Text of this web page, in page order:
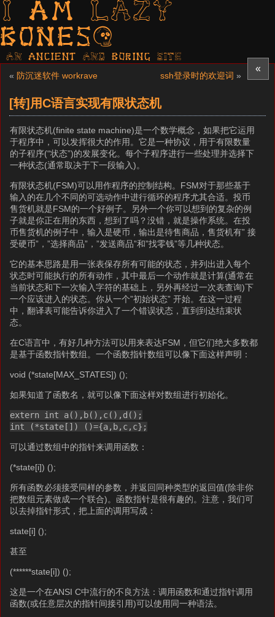
I am LAZY
bones?
AN ancient AND boring SITE
«
« 防沉迷软件 workrave ssh登录时的欢迎词 »
[转]用C语言实现有限状态机
有限状态机(finite state machine)是一个数学概念，如果把它运用
于程序中，可以发挥很大的作用。它是一种协议，用于有限数量
的子程序(“状态”)的发展变化。每个子程序进行一些处理并选择下
一种状态(通常取决于下一段输入)。
有限状态机(FSM)可以用作程序的控制结构。FSM对于那些基于
输入的在几个不同的可选动作中进行循环的程序尤其合适。投币
售货机就是FSM的一个好例子。另外一个你可以想到的复杂的例
子就是你正在用的东西，想到了吗？没错，就是操作系统。在投
币售货机的例子中，输入是硬币，输出是待售商品，售货机有” 接
受硬币”，”选择商品”，”发送商品”和”找零钱”等几种状态。
它的基本思路是用一张表保存所有可能的状态，并列出进入每个
状态时可能执行的所有动作，其中最后一个动作就是计算(通常在
当前状态和下一次输入字符的基础上，另外再经过一次表查询)下
一个应该进入的状态。你从一个”初始状态” 开始。在这一过程
中，翻译表可能告诉你进入了一个错误状态，直到到达结束状
态。
在C语言中，有好几种方法可以用来表达FSM，但它们绝大多数都
是基于函数指针数组。一个函数指针数组可以像下面这样声明：
void (*state[MAX_STATES]) ();
如果知道了函数名，就可以像下面这样对数组进行初始化。
extern int a(),b(),c(),d();
int (*state[]) ()={a,b,c,c};
可以通过数组中的指针来调用函数：
(*state[i]) ();
所有函数必须接受同样的参数，并返回同种类型的返回值(除非你
把数组元素做成一个联合)。函数指针是很有趣的。注意，我们可
以去掉指针形式，把上面的调用写成：
state[i] ();
甚至
(******state[i]) ();
这是一个在ANSI C中流行的不良方法：调用函数和通过指针调用
函数(或任意层次的指针间接引用)可以使用同一种语法。